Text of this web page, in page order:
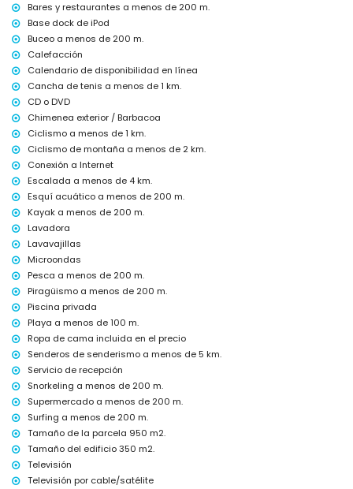
Instalaciones y servicios incluidos en el precio del alquiler de la
villa
aspiradora y plancha con tabla de planchar
ropa de cama y toallas
servicio de recepción y servicio de emergencia 24 horas
calefacción central y con aire acondicionado
Instalaciones y servicios con costo extra
servicio de aeropuerto
Actividades de entretenimiento y ocio para sus vacaciones en
Jávea, Costa Blanca
paseo marítimo (El Arenal y Jávea) (a menos de 500 metros de la
casa)
cine y teatro (a menos de 5 kilómetros de la casa)
Lugares de interés y cultura en Jávea, Costa Blanca
Jávea), ruina (Molinos de Viento, Jávea), monumento (Pueblo de
Jávea, Jávea), edificio arquitectónico (Histórico de Jávea, Jávea),
lugar histórico (Pueblo de Jávea y Jávea) (a menos de 5 kilómetros
del alojamiento)
castillo (Portal de la Vila y Denia) (a menos de 25 kilómetros del
alojamiento)
Deportes
tenis, ciclismo, canotaje, kayak, pesca, buceo, snorkel, surf, windsurf y
esquí acuático (a menos de 1000 metros de la villa)
senderismo, ciclismo de montaña y escalada (a menos de 5
kilómetros de la villa)
golf (Jávea Golf) (a menos de 10 kilómetros de la villa)
Bares y restaurantes a menos de 200 m.
Base dock de iPod
Buceo a menos de 200 m.
Calefacción
Calendario de disponibilidad en línea
Cancha de tenis a menos de 1 km.
CD o DVD
Chimenea exterior / Barbacoa
Ciclismo a menos de 1 km.
Ciclismo de montaña a menos de 2 km.
Conexión a Internet
Escalada a menos de 4 km.
Esquí acuático a menos de 200 m.
Kayak a menos de 200 m.
Lavadora
Lavavajillas
Microondas
Pesca a menos de 200 m.
Piragüismo a menos de 200 m.
Piscina privada
Playa a menos de 100 m.
Ropa de cama incluida en el precio
Senderos de senderismo a menos de 5 km.
Servicio de recepción
Snorkeling a menos de 200 m.
Supermercado a menos de 200 m.
Surfing a menos de 200 m.
Tamaño de la parcela 950 m2.
Tamaño del edificio 350 m2.
Televisión
Televisión por cable/satélite